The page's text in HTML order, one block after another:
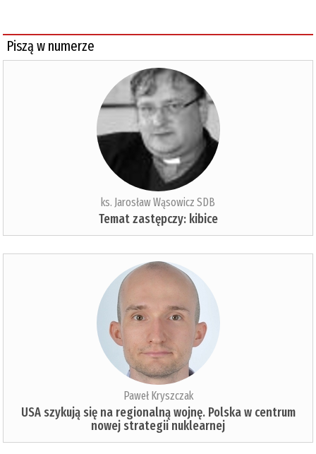
Piszą w numerze
ks. Jarosław Wąsowicz SDB
Temat zastępczy: kibice
Paweł Kryszczak
USA szykują się na regionalną wojnę. Polska w centrum
nowej strategii nuklearnej